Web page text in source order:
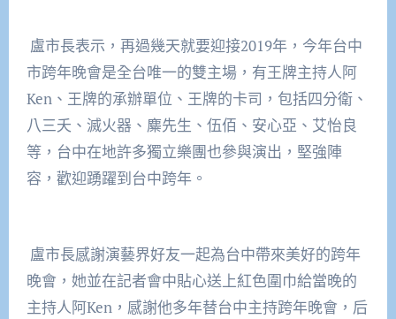
盧市長表示，再過幾天就要迎接2019年，今年台中
市跨年晚會是全台唯一的雙主場，有王牌主持人阿
Ken、王牌的承辦單位、王牌的卡司，包括四分衛、
八三夭、滅火器、麋先生、伍佰、安心亞、艾怡良
等，台中在地許多獨立樂團也參與演出，堅強陣
容，歡迎踴躍到台中跨年。
盧市長感謝演藝界好友一起為台中帶來美好的跨年
晚會，她並在記者會中貼心送上紅色圍巾給當晚的
主持人阿Ken，感謝他多年替台中主持跨年晚會，后